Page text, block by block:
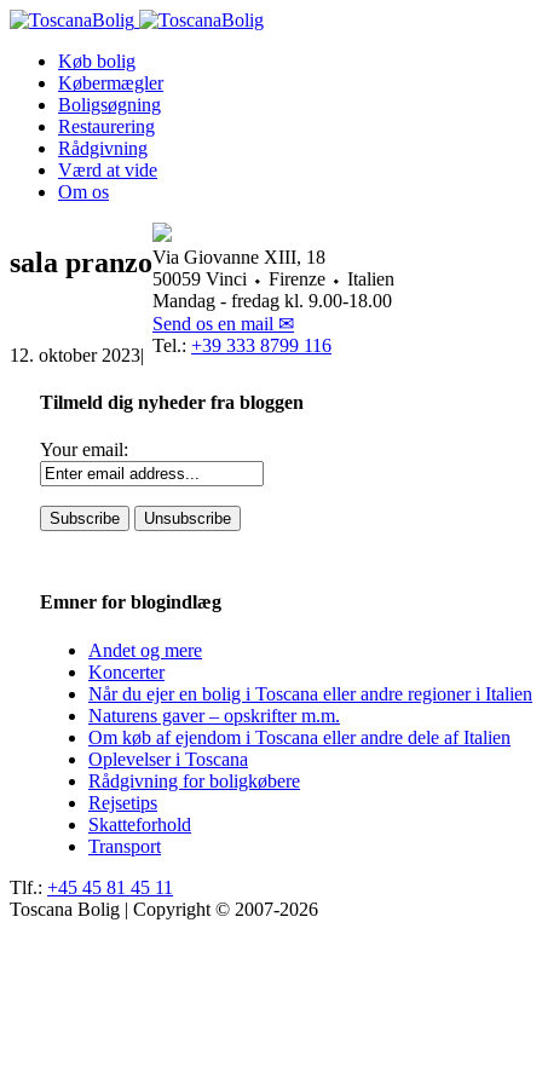
Køb bolig
Købermægler
Boligsøgning
Restaurering
Rådgivning
Værd at vide
Om os
sala pranzo
12. oktober 2023|
Tilmeld dig nyheder fra bloggen
Your email:
Emner for blogindlæg
Andet og mere
Koncerter
Når du ejer en bolig i Toscana eller andre regioner i Italien
Naturens gaver – opskrifter m.m.
Om køb af ejendom i Toscana eller andre dele af Italien
Oplevelser i Toscana
Rådgivning for boligkøbere
Rejsetips
Skatteforhold
Transport
Via Giovanne XIII, 18
50059 Vinci ⬩ Firenze ⬩ Italien
Mandag - fredag kl. 9.00-18.00
Send os en mail ✉
Tel.: +39 333 8799 116
Tlf.: +45 45 81 45 11
Toscana Bolig | Copyright © 2007-2026